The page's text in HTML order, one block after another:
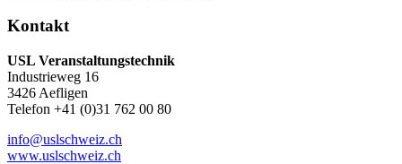
Kontakt
USL Veranstaltungstechnik
Industrieweg 16
3426 Aefligen
Telefon +41 (0)31 762 00 80
info@uslschweiz.ch
www.uslschweiz.ch